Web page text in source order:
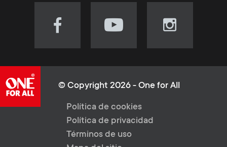
Visit
(opens
new
tab)
Visit
(opens
new
tab)
Visit
(opens
© Copyright 2026 - One for All
L
e
Política de cookies
Política de privacidad
Términos de uso